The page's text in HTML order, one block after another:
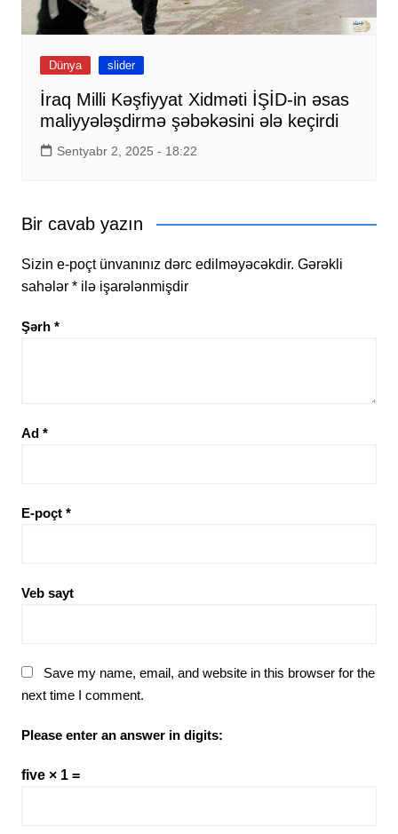
Dünya slider
İraq Milli Kəşfiyyat Xidməti İŞİD-in əsas
maliyyələşdirmə şəbəkəsini ələ keçirdi
Sentyabr 2, 2025 - 18:22
Bir cavab yazın
Sizin e-poçt ünvanınız dərc edilməyəcəkdir. Gərəkli
sahələr *ilə işarələnmişdir
Şərh *
Ad *
E-poçt *
Veb sayt
Save my name, email, and website in this browser for the
next time I comment.
Please enter an answer in digits:
five × 1 =